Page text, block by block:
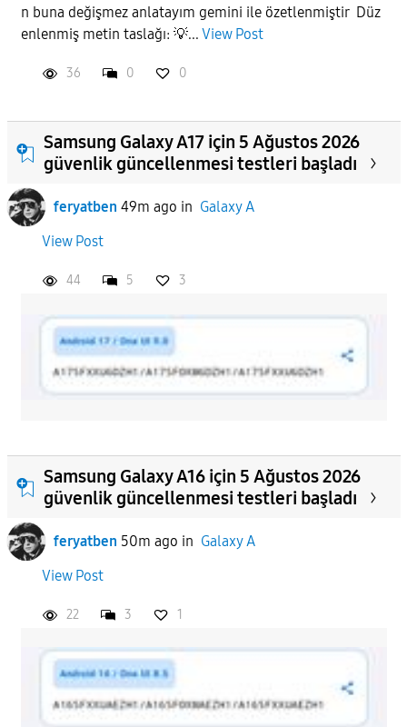
n buna değişmez anlatayım gemini ile özetlenmiştir Düz
enlenmiş metin taslağı: 💡... View Post
36 0 0
Samsung Galaxy A17 için 5 Ağustos 2026
güvenlik güncellenmesi testleri başladı
feryatben 49m ago in Galaxy A
View Post
44 5 3
Samsung Galaxy A16 için 5 Ağustos 2026
güvenlik güncellenmesi testleri başladı
feryatben 50m ago in Galaxy A
View Post
22 3 1